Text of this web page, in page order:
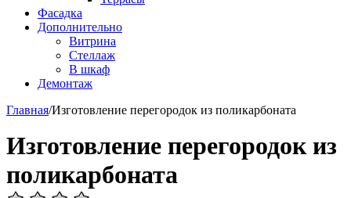
Фасадка
Дополнительно
Витрина
Стеллаж
В шкаф
Демонтаж
Главная/Изготовление перегородок из поликарбоната
Изготовление перегородок из
поликарбоната